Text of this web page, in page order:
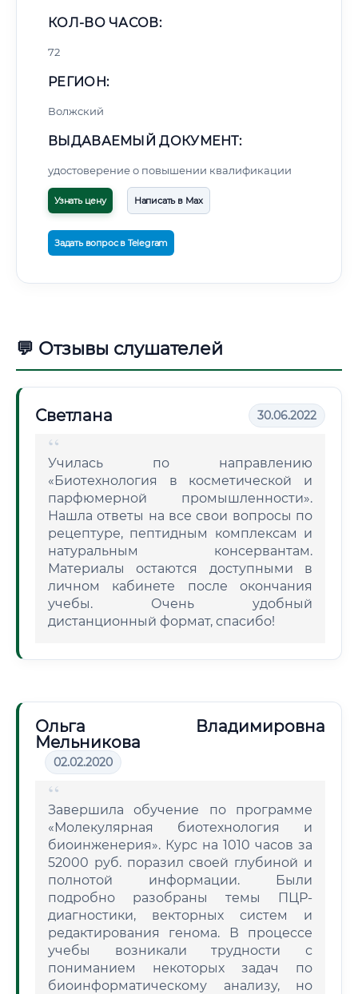
КОЛ-ВО ЧАСОВ:
72
РЕГИОН:
Волжский
ВЫДАВАЕМЫЙ ДОКУМЕНТ:
удостоверение о повышении квалификации
Узнать цену Написать в Max
Задать вопрос в Telegram
💬 Отзывы слушателей
Светлана 30.06.2022
Училась по направлению
«Биотехнология в косметической и
парфюмерной промышленности».
Нашла ответы на все свои вопросы по
рецептуре, пептидным комплексам и
натуральным консервантам.
Материалы остаются доступными в
личном кабинете после окончания
учебы. Очень удобный
дистанционный формат, спасибо!
Ольга Владимировна
Мельникова
02.02.2020
Завершила обучение по программе
«Молекулярная биотехнология и
биоинженерия». Курс на 1010 часов за
52000 руб. поразил своей глубиной и
полнотой информации. Были
подробно разобраны темы ПЦР-
диагностики, векторных систем и
редактирования генома. В процессе
учебы возникали трудности с
пониманием некоторых задач по
биоинформатическому анализу, но